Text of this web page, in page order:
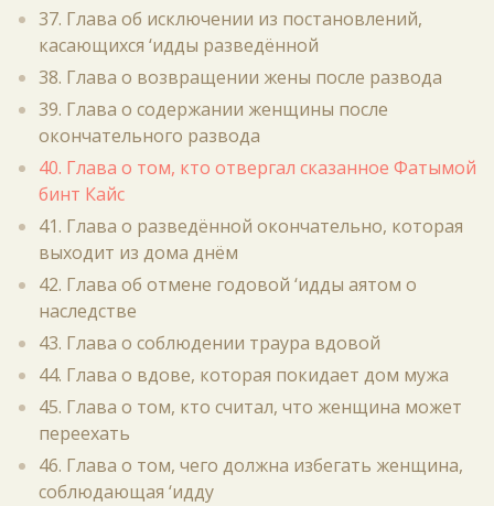
37. Глава об исключении из постановлений,
касающихся ‘идды разведённой
38. Глава о возвращении жены после развода
39. Глава о содержании женщины после
окончательного развода
40. Глава о том, кто отвергал сказанное Фатымой
бинт Кайс
41. Глава о разведённой окончательно, которая
выходит из дома днём
42. Глава об отмене годовой ‘идды аятом о
наследстве
43. Глава о соблюдении траура вдовой
44. Глава о вдове, которая покидает дом мужа
45. Глава о том, кто считал, что женщина может
переехать
46. Глава о том, чего должна избегать женщина,
соблюдающая ‘идду